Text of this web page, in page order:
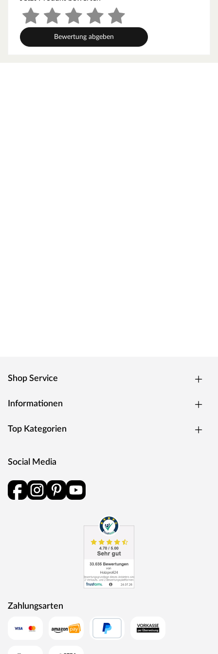
Bewertung abgeben
Shop Service
Informationen
Top Kategorien
Social Media
Zahlungsarten